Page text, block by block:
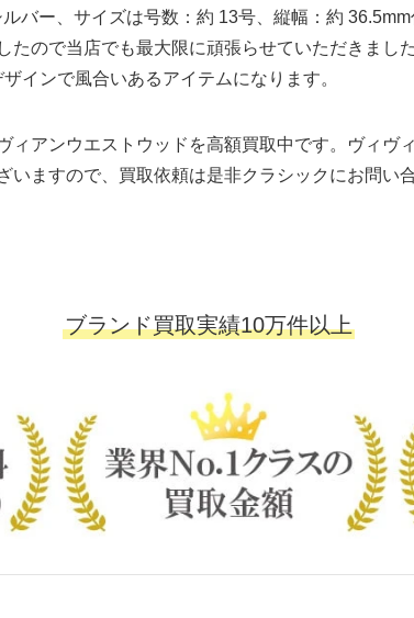
バー、サイズは号数：約 13号、縦幅：約 36.5mm
たので当店でも最大限に頑張らせていただきまし
インで風合いあるアイテムになります。
ィアンウエストウッドを高額買取中です。ヴィヴ
いますので、買取依頼は是非クラシックにお問い
ブランド買取実績10万件以上